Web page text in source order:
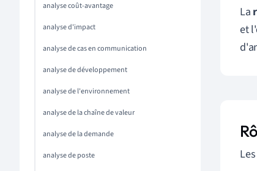
analyse coût-avantage
analyse d'impact
analyse de cas en communication
analyse de développement
analyse de l'environnement
analyse de la chaîne de valeur
analyse de la demande
analyse de poste
La
et